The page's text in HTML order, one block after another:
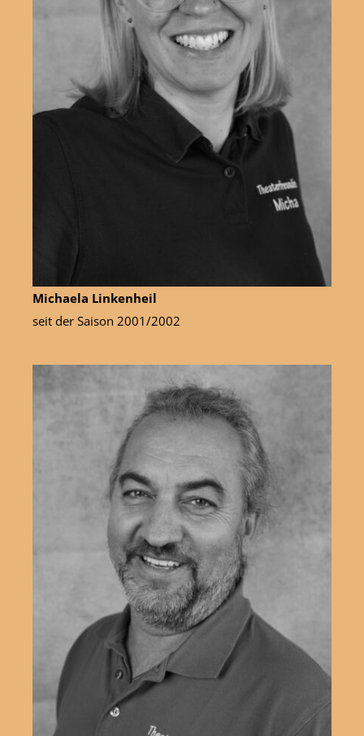
Michaela Linkenheil
seit der Saison 2001/2002